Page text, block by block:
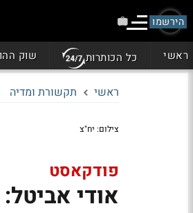
הירשמו
ראשי כל הכותרות שוק
ראשי תקשורת ומדיה
צילום: יח"צ
פודקאסט
אודי